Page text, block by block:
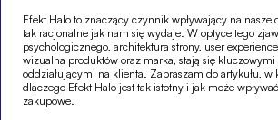
Efekt Halo to znaczący czynnik wpływający na nasze
tak racjonalne jak nam się wydaje. W optyce tego
psychologicznego, architektura strony, user
wizualna produktów oraz marka, stają się
oddziałującymi na klienta. Zapraszam do artykułu,
dlaczego Efekt Halo jest tak istotny i jak może
zakupowe.